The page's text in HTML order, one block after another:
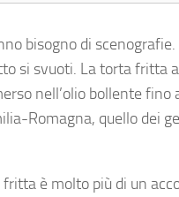
bisogno di
si svuoti. La torta fritta
nell’olio bollente fino
Romagna, quello dei
è molto più di un